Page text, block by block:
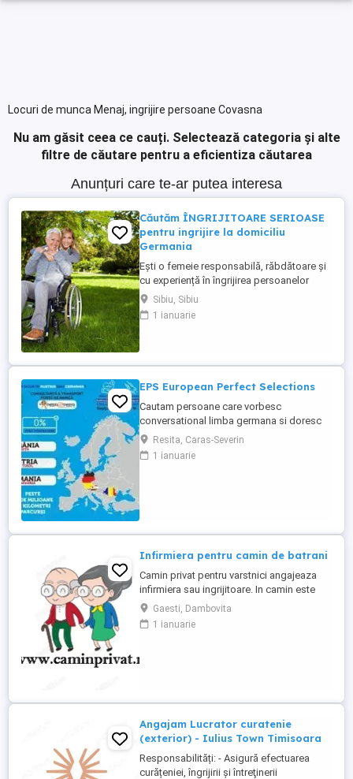
Locuri de munca Menaj, ingrijire persoane Covasna
Nu am găsit ceea ce cauți. Selectează categoria și alte
filtre de căutare pentru a eficientiza căutarea
Anunțuri care te-ar putea interesa
Căutăm ÎNGRIJITOARE SERIOASE
pentru ingrijire la domiciliu
Germania
Ești o femeie responsabilă, răbdătoare și
cu experiență în îngrijirea persoanelor
vârstnice? Avem oportunități excelente de
lucru în Germania (îngrijire la domiciliu)!
Prin firma noastră ai oportunități excelente
Sibiu, Sibiu
1 ianuarie
EPS European Perfect Selections
Cautam persoane care vorbesc
conversational limba germana si doresc
sa lucreze in Austria si Germania. NU SE
PERCEPE COMISION Salariul este atractiv!
Va rugam sa ne contactati pentru detalii.
Resita, Caras-Severin
1 ianuarie
Infirmiera pentru camin de batrani
Camin privat pentru varstnici angajeaza
infirmiera sau ingrijitoare. In camin este
personal medical 24 7. Asiguram mesele.
Mai multe detalii, la telefon.
Gaesti, Dambovita
1 ianuarie
Angajam Lucrator curatenie
(exterior) - Iulius Town Timisoara
Responsabilități: - Asigură efectuarea
curățeniei, îngrijirii şi întreţinerii